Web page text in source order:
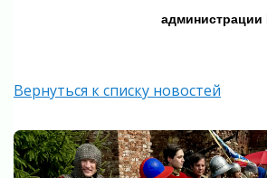
администрации
Вернуться к списку новостей